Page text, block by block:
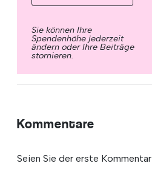
Sie können Ihre
Spendenhöhe jederzeit
ändern oder Ihre Beiträge
stornieren.
Kommentare
Seien Sie der erste Kommentar